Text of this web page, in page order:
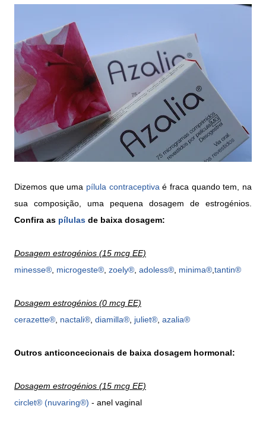
Dizemos que uma pílula contraceptiva é fraca quando tem, na
sua composição, uma pequena dosagem de estrogénios.
Confira as pílulas de baixa dosagem:
Dosagem estrogénios (15 mcg EE)
minesse® microgeste® zoely® adoless® minima® tantin®
Dosagem estrogénios (0 mcg EE)
cerazette® nactali® diamilla® juliet® azalia®
Outros anticoncecionais de baixa dosagem hormonal:
Dosagem estrogénios (15 mcg EE)
circlet® (nuvaring®) - anel vaginal